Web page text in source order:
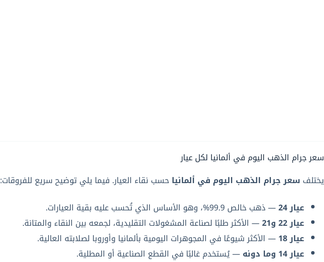
سعر جرام الذهب اليوم في ألمانيا لكل عيار
يختلف سعر جرام الذهب اليوم في ألمانياحسب نقاء العيار. فيما يلي توضيح سريع للفروقات:
عيار 24
— ذهب خالص 99.9%، وهو الأساس الذي تُحسب عليه بقية العيارات.
عيار 22 و21
— الأكثر طلبًا لصناعة المشغولات التقليدية، لجمعه بين النقاء والمتانة.
عيار 18
— الأكثر شيوعًا في المجوهرات اليومية بألمانيا وأوروبا لصلابته العالية.
عيار 14 وما دونه
— يُستخدم غالبًا في القطع الصناعية أو المطلية.